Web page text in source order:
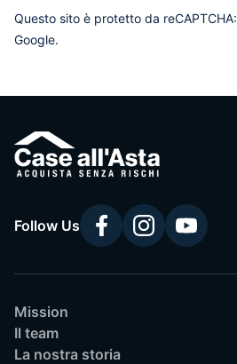
Questo sito è protetto da reCAPTCHA:
Google.
Follow Us
Mission
Il team
La nostra storia